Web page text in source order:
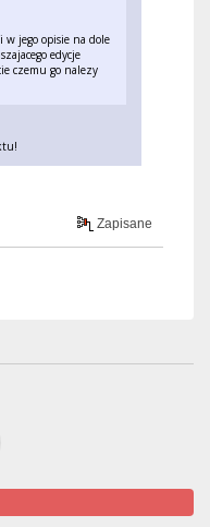
jego opisie na dole
edycje
czemu go nalezy
Zapisane